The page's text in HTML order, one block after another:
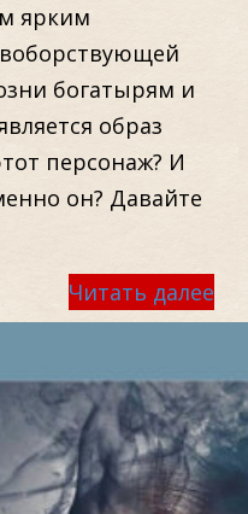
ярким
богатырям и
образ
персонаж? И
он? Давайте
Читать далее